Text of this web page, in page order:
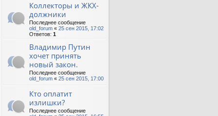
Коллекторы и ЖКХ-
должники
Последнее сообщение
old_forum « 25 сен 2015, 17:02
Ответов: 1
Владимир Путин
хочет принять
новый закон.
Последнее сообщение
old_forum « 25 сен 2015, 17:00
Кто оплатит
излишки?
Последнее сообщение